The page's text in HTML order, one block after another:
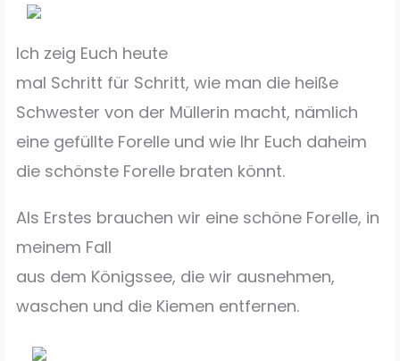
Ich zeig Euch heute
mal Schritt für Schritt, wie man die heiße
Schwester von der Müllerin macht, nämlich
eine gefüllte Forelle und wie Ihr Euch daheim
die schönste Forelle braten könnt.
Als Erstes brauchen wir eine schöne Forelle, in
meinem Fall
aus dem Königssee, die wir ausnehmen,
waschen und die Kiemen entfernen.